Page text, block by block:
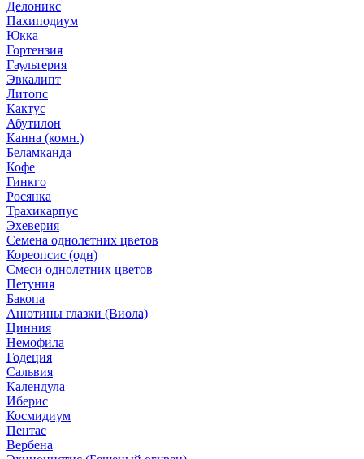
Делоникс
Пахиподиум
Юкка
Гортензия
Гаультерия
Эвкалипт
Литопс
Кактус
Абутилон
Канна (комн.)
Беламканда
Кофе
Гинкго
Росянка
Трахикарпус
Эхеверия
Семена однолетних цветов
Кореопсис (одн)
Смеси однолетних цветов
Петуния
Бакопа
Анютины глазки (Виола)
Цинния
Немофила
Годеция
Сальвия
Календула
Иберис
Космидиум
Пентас
Вербена